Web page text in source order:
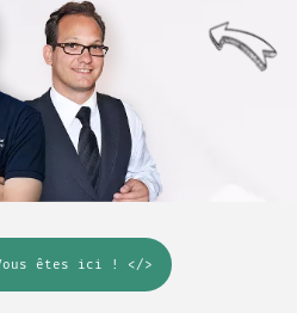
êtes ici ! </>